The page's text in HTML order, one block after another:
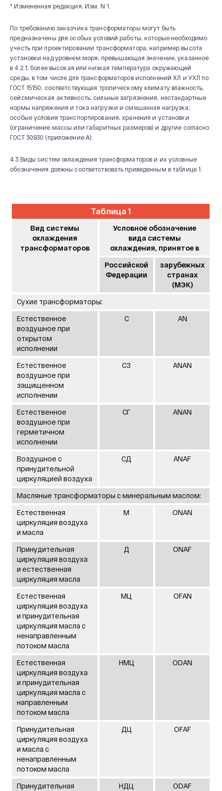
* Измененная редакция, Изм. N 1.
По требованию заказчика трансформаторы могут быть
предназначены для особых условий работы, которые необходимо
учесть при проектировании трансформатора, например высота
установки над уровнем моря, превышающая значение, указанное
в 4.2.1; более высокая или низкая температура окружающей
среды, в том числе для трансформаторов исполнений ХЛ и УХЛ по
ГОСТ 15150; соответствующая тропическому климату влажность;
сейсмическая активность; сильные загрязнения; нестандартные
нормы напряжения и тока нагрузки и смешанная нагрузка;
особые условия транспортирования, хранения и установки
(ограничение массы или габаритных размеров) и другие согласно
ГОСТ 30830 (приложение А).
4.3 Виды систем охлаждения трансформаторов и их условные
обозначения должны соответствовать приведенным в таблице 1.
Таблица 1
Вид системы
охлаждения
трансформаторов
Условное обозначение
вида системы
охлаждения, принятое в
Российской
Федерации
зарубежных
странах
(МЭК)
Сухие трансформаторы:
Естественное
воздушное при
открытом
исполнении
С AN
Естественное
воздушное при
защищенном
исполнении
СЗ ANAN
Естественное
воздушное при
герметичном
исполнении
СГ ANAN
Воздушное с
принудительной
циркуляцией воздуха
СД ANAF
Масляные трансформаторы с минеральным маслом:
Естественная
циркуляция воздуха
и масла
М ONAN
Принудительная
циркуляция воздуха
и естественная
циркуляция масла
Д ONAF
Естественная
циркуляция воздуха
и принудительная
циркуляция масла с
ненаправленным
потоком масла
МЦ OFAN
Естественная
циркуляция воздуха
и принудительная
циркуляция масла с
направленным
потоком масла
НМЦ ODAN
Принудительная
циркуляция воздуха
и масла с
ненаправленным
потоком масла
ДЦ OFAF
Принудительная
НДЦ ODAF